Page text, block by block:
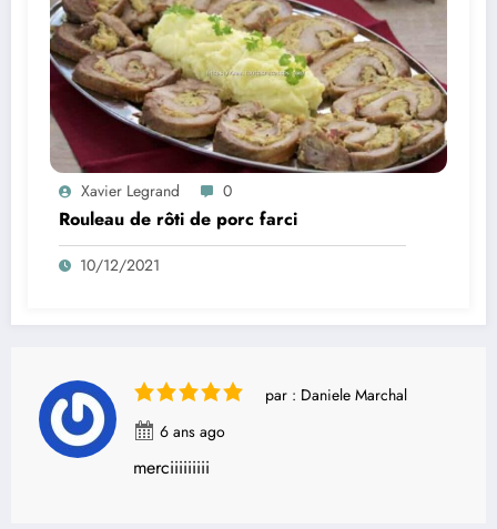
Xavier Legrand 0
Rouleau de rôti de porc farci
10/12/2021
par : Daniele Marchal
6 ans ago
merciiiiiiiii